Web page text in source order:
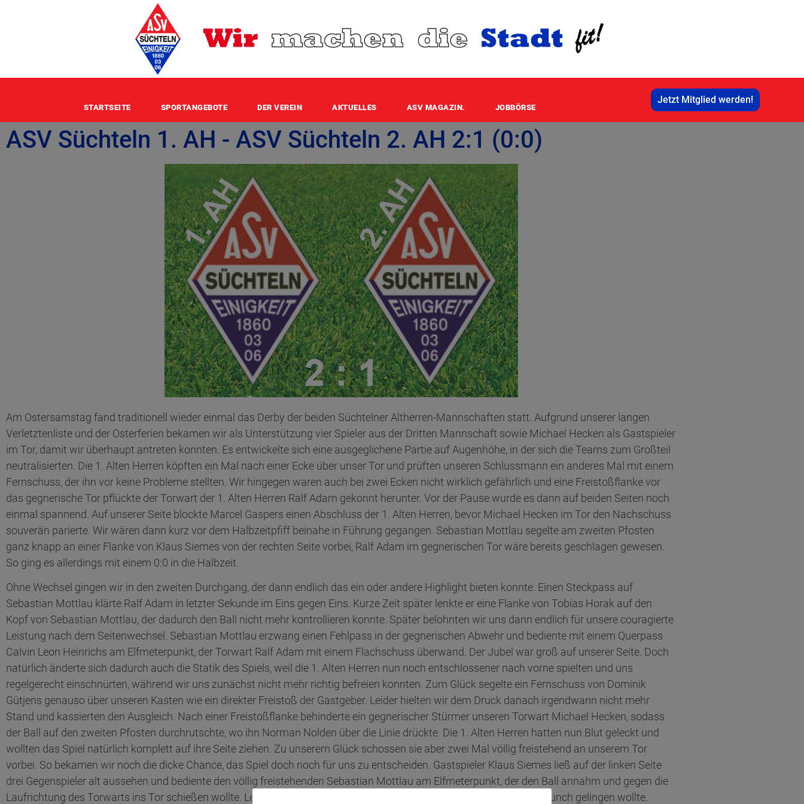
STARTSEITE SPORTANGEBOTE DER VEREIN AKTUELLES ASV MAGAZIN. JOBBÖRSE
Jetzt Mitglied werden!
ASV Süchteln 1. AH - ASV Süchteln 2. AH 2:1 (0:0)
Am Ostersamstag fand traditionell wieder einmal das Derby der beiden Süchtelner Altherren-Mannschaften statt. Aufgrund unserer langen
Verletztenliste und der Osterferien bekamen wir als Unterstützung vier Spieler aus der Dritten Mannschaft sowie Michael Hecken als Gastspieler
im Tor, damit wir überhaupt antreten konnten. Es entwickelte sich eine ausgeglichene Partie auf Augenhöhe, in der sich die Teams zum Großteil
neutralisierten. Die 1. Alten Herren köpften ein Mal nach einer Ecke über unser Tor und prüften unseren Schlussmann ein anderes Mal mit einem
Fernschuss, der ihn vor keine Probleme stellten. Wir hingegen waren auch bei zwei Ecken nicht wirklich gefährlich und eine Freistoßflanke vor
das gegnerische Tor pflückte der Torwart der 1. Alten Herren Ralf Adam gekonnt herunter. Vor der Pause wurde es dann auf beiden Seiten noch
einmal spannend. Auf unserer Seite blockte Marcel Gaspers einen Abschluss der 1. Alten Herren, bevor Michael Hecken im Tor den Nachschuss
souverän parierte. Wir wären dann kurz vor dem Halbzeitpfiff beinahe in Führung gegangen. Sebastian Mottlau segelte am zweiten Pfosten
ganz knapp an einer Flanke von Klaus Siemes von der rechten Seite vorbei, Ralf Adam im gegnerischen Tor wäre bereits geschlagen gewesen.
So ging es allerdings mit einem 0:0 in die Halbzeit.
Ohne Wechsel gingen wir in den zweiten Durchgang, der dann endlich das ein oder andere Highlight bieten konnte. Einen Steckpass auf
Sebastian Mottlau klärte Ralf Adam in letzter Sekunde im Eins gegen Eins. Kurze Zeit später lenkte er eine Flanke von Tobias Horak auf den
Kopf von Sebastian Mottlau, der dadurch den Ball nicht mehr kontrollieren konnte. Später belohnten wir uns dann endlich für unsere couragierte
Leistung nach dem Seitenwechsel. Sebastian Mottlau erzwang einen Fehlpass in der gegnerischen Abwehr und bediente mit einem Querpass
Calvin Leon Heinrichs am Elfmeterpunkt, der Torwart Ralf Adam mit einem Flachschuss überwand. Der Jubel war groß auf unserer Seite. Doch
natürlich änderte sich dadurch auch die Statik des Spiels, weil die 1. Alten Herren nun noch entschlossener nach vorne spielten und uns
regelgerecht einschnürten, während wir uns zunächst nicht mehr richtig befreien konnten. Zum Glück segelte ein Fernschuss von Dominik
Gütjens genauso über unseren Kasten wie ein direkter Freistoß der Gastgeber. Leider hielten wir dem Druck danach irgendwann nicht mehr
Stand und kassierten den Ausgleich. Nach einer Freistoßflanke behinderte ein gegnerischer Stürmer unseren Torwart Michael Hecken, sodass
der Ball auf den zweiten Pfosten durchrutschte, wo ihn Norman Nolden über die Linie drückte. Die 1. Alten Herren hatten nun Blut geleckt und
wollten das Spiel natürlich komplett auf ihre Seite ziehen. Zu unserem Glück schossen sie aber zwei Mal völlig freistehend an unserem Tor
vorbei. So bekamen wir noch die dicke Chance, das Spiel doch noch für uns zu entscheiden. Gastspieler Klaus Siemes ließ auf der linken Seite
drei Gegenspieler alt aussehen und bediente den völlig freistehenden Sebastian Mottlau am Elfmeterpunkt, der den Ball annahm und gegen die
Laufrichtung des Torwarts ins Tor schießen wollte. Leider schoss er aber am Tor vorbei, sodass uns nicht der Lucky Punch gelingen wollte.